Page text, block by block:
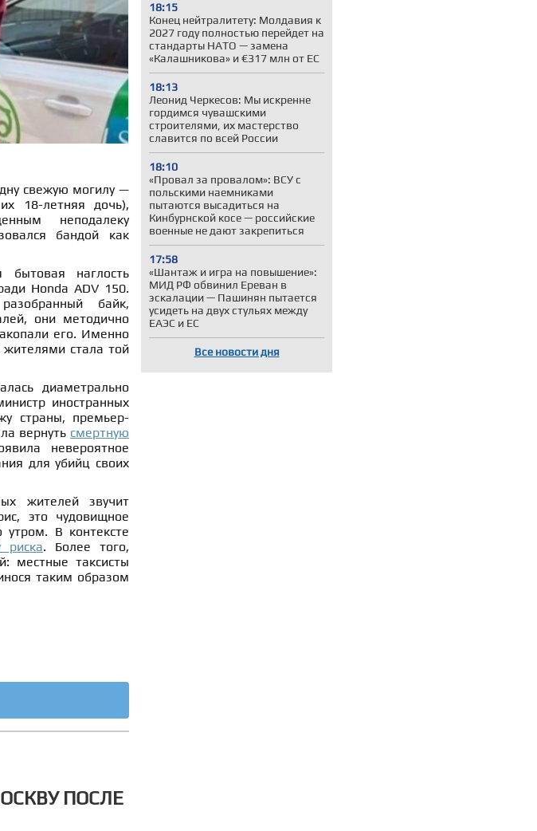
18:15
Конец нейтралитету: Молдавия к
2027 году полностью перейдет на
стандарты НАТО — замена
«Калашникова» и €317 млн от ЕС
18:13
Леонид Черкесов: Мы искренне
гордимся чувашскими
строителями, их мастерство
славится по всей России
18:10
«Провал за провалом»: ВСУ с
польскими наемниками
пытаются высадиться на
Кинбурнской косе — российские
военные не дают закрепиться
17:58
«Шантаж и игра на повышение»:
МИД РФ обвинил Ереван в
эскалации — Пашинян пытается
усидеть на двух стульях между
ЕАЭС и ЕС
Все новости дня
свежую могилу —
18-летняя дочь),
неподалеку
бандой как
наглость
Honda ADV 150.
байк,
они методично
его. Именно
стала той
диаметрально
иностранных
страны, премьер-
вернуть смертную
невероятное
для убийц своих
жителей звучит
это чудовищное
утром. В контексте
риска. Более того,
местные таксисты
таким образом
ПОСЛЕ